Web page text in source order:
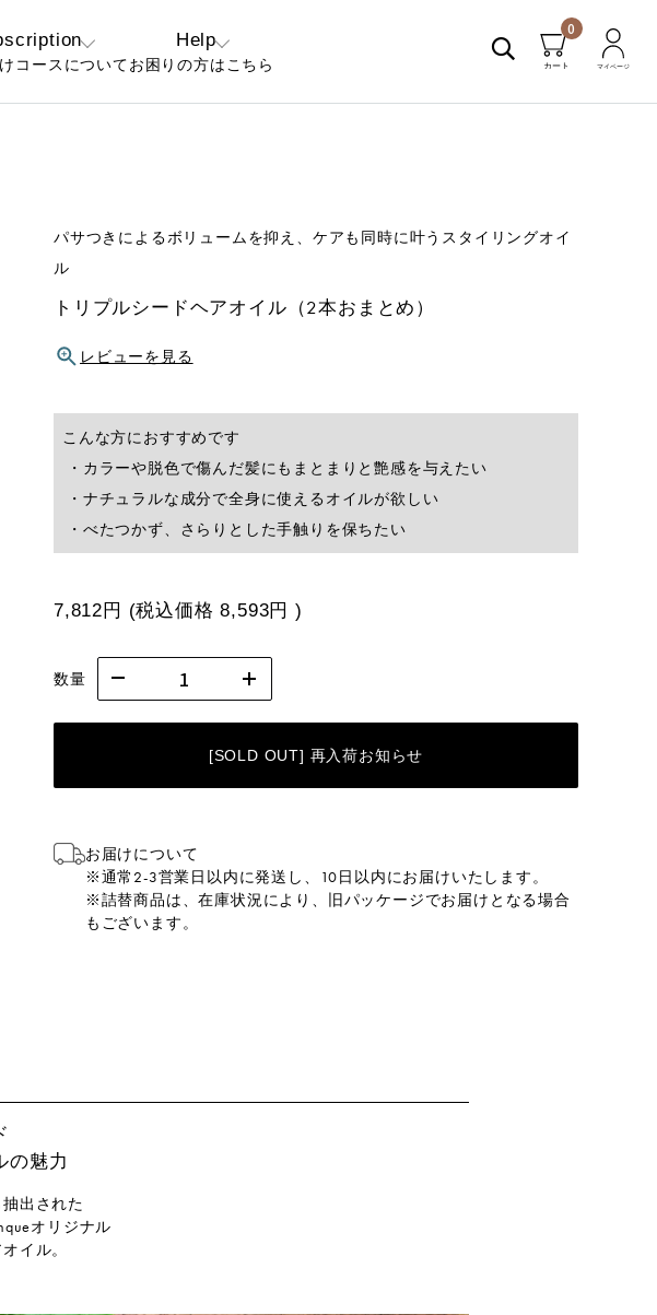
コースについて
Help
お困りの方はこちら
0
パサつきによるボリュームを抑え、ケアも同時に叶うスタイリングオイ
ル
トリプルシードヘアオイル（2本おまとめ）
レビューを見る
こんな方におすすめです
・カラーや脱色で傷んだ髪にもまとまりと艶感を与えたい
・ナチュラルな成分で全身に使えるオイルが欲しい
・べたつかず、さらりとした手触りを保ちたい
7,812円 (税込価格8,593円 )
数量
[SOLD OUT] 再入荷お知らせ
お届けについて
※通常2-3営業日以内に発送し、10日以内にお届けいたします。
※詰替商品は、在庫状況により、旧パッケージでお届けとなる場合
もございます。
の魅力
出された
オリジナル
イル。